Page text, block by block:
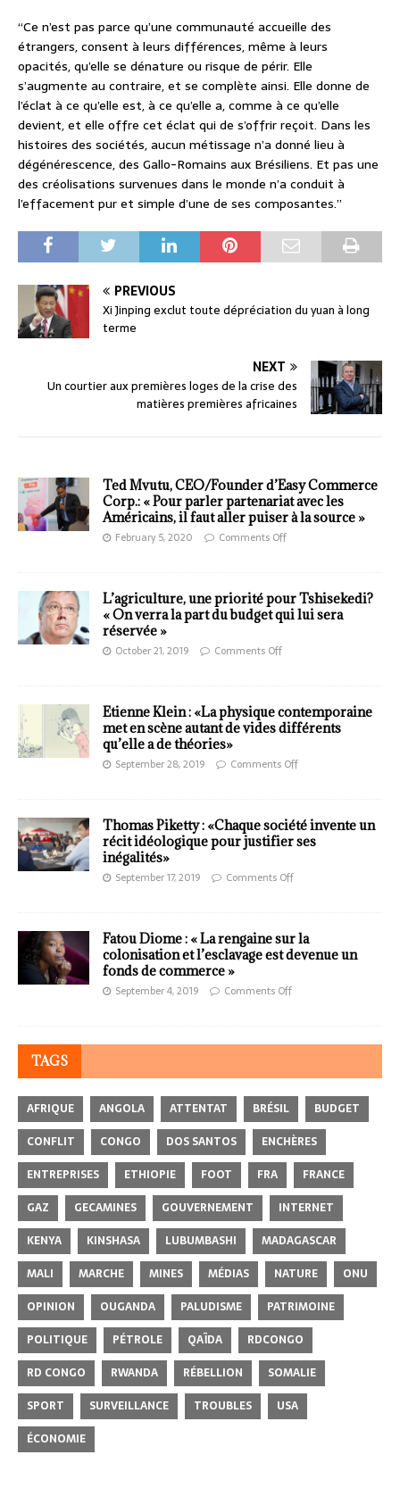
“Ce n’est pas parce qu’une communauté accueille des
étrangers, consent à leurs différences, même à leurs
opacités, qu’elle se dénature ou risque de périr. Elle
s’augmente au contraire, et se complète ainsi. Elle donne de
l’éclat à ce qu’elle est, à ce qu’elle a, comme à ce qu’elle
devient, et elle offre cet éclat qui de s’offrir reçoit. Dans les
histoires des sociétés, aucun métissage n’a donné lieu à
dégénérescence, des Gallo-Romains aux Brésiliens. Et pas une
des créolisations survenues dans le monde n’a conduit à
l’effacement pur et simple d’une de ses composantes.”
PREVIOUS
Xi Jinping exclut toute dépréciation du yuan à long
terme
NEXT
Un courtier aux premières loges de la crise des
matières premières africaines
Ted Mvutu, CEO/Founder d’Easy Commerce
Corp.: « Pour parler partenariat avec les
Américains, il faut aller puiser à la source »
February 5, 2020 Comments Off
L’agriculture, une priorité pour Tshisekedi?
« On verra la part du budget qui lui sera
réservée »
October 21, 2019 Comments Off
Etienne Klein : «La physique contemporaine
met en scène autant de vides différents
qu’elle a de théories»
September 28, 2019 Comments Off
Thomas Piketty : «Chaque société invente un
récit idéologique pour justifier ses
inégalités»
September 17, 2019 Comments Off
Fatou Diome : « La rengaine sur la
colonisation et l’esclavage est devenue un
fonds de commerce »
September 4, 2019 Comments Off
TAGS
AFRIQUE ANGOLA ATTENTAT BRÉSIL
BUDGET
CONFLIT
CONGO DOS SANTOS
ENCHÈRES
ENTREPRISES
ETHIOPIE FOOT FRA
FRANCE
GAZ
GECAMINES GOUVERNEMENT
INTERNET
KENYA
KINSHASA LUBUMBASHI
MADAGASCAR
MALI
MARCHE MINES MÉDIAS NATURE
ONU
OPINION
OUGANDA PALUDISME
PATRIMOINE
POLITIQUE
PÉTROLE QAÏDA
RDCONGO
RD CONGO
RWANDA RÉBELLION
SOMALIE
SPORT
SURVEILLANCE TROUBLES
USA
ÉCONOMIE